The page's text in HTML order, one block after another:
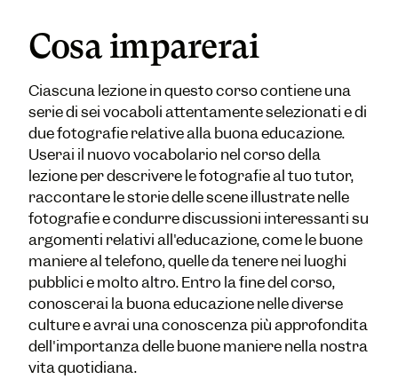
Cosa imparerai
Ciascuna lezione in questo corso contiene una
serie di sei vocaboli attentamente selezionati e di
due fotografie relative alla buona educazione.
Userai il nuovo vocabolario nel corso della
lezione per descrivere le fotografie al tuo tutor,
raccontare le storie delle scene illustrate nelle
fotografie e condurre discussioni interessanti su
argomenti relativi all'educazione, come le buone
maniere al telefono, quelle da tenere nei luoghi
pubblici e molto altro. Entro la fine del corso,
conoscerai la buona educazione nelle diverse
culture e avrai una conoscenza più approfondita
dell'importanza delle buone maniere nella nostra
vita quotidiana.